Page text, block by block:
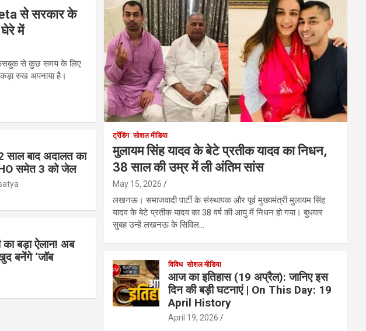
से सरकार के
में
फेसबुक से कुछ समय के लिए
रुख अपनाया है।
साल बाद अदालत का
समेत 3 को जेल
का बड़ा ऐलान! अब
बनेंगे ‘जॉब
ट्रेंडिंग सोशल मीडिया
मुलायम सिंह यादव के बेटे प्रतीक यादव का निधन,
38 साल की उम्र में ली अंतिम सांस
May 15, 2026
लखनऊ। समाजवादी पार्टी के संस्थापक और पूर्व मुख्यमंत्री मुलायम सिंह
यादव के बेटे प्रतीक यादव का 38 वर्ष की आयु में निधन हो गया। बुधवार
सुबह उन्हें लखनऊ के सिविल…
विविध सोशल मीडिया
आज का इतिहास (19 अप्रैल): जानिए इस
दिन की बड़ी घटनाएं | On This Day: 19
April History
April 19, 2026